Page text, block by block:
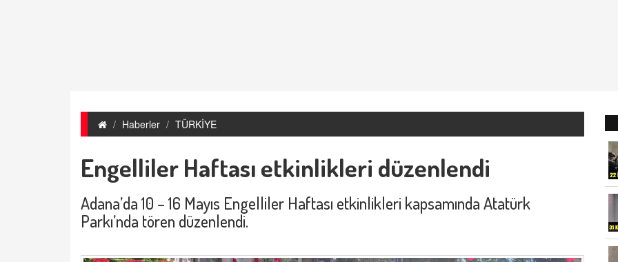
Haberler TÜRKİYE
Engelliler Haftası etkinlikleri düzenlendi
Adana’da 10 – 16 Mayıs Engelliler Haftası etkinlikleri kapsamında Atatürk
Parkı’nda tören düzenlendi.